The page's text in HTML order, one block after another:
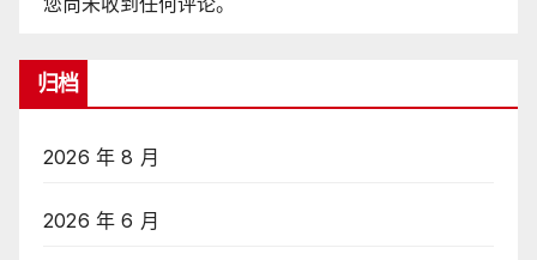
归档
2026 年 8 月
2026 年 6 月